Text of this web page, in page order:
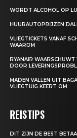
WORDT ALCOHOL OP
HUURAUTOPRIJZEN
VLIEGTICKETS VANAF
WAAROM
RYANAIR
DOOR
MADEN VALLEN UIT
VLIEGTUIG KEERT OM
REISTIPS
DIT ZIJN DE BEST